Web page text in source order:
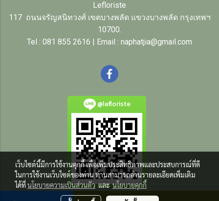
Lefloriste
117 ถนนจรัญสนิทวงศ์ เขตบางพลัด แขวงบางพลัด กรุงเทพฯ
10700.
Tel : 081 855 2616 | Email : naphatjia@gmail.com
@lefloriste
เว็บไซต์นี้มีการใช้งานคุกกี้ เพื่อเพิ่มประสิทธิภาพและประสบการณ์ที่ดี
ในการใช้งานเว็บไซต์ของท่าน ท่านสามารถอ่านรายละเอียดเพิ่มเติม
ได้ที่นโยบายความเป็นส่วนตัวและนโยบายคุกกี้